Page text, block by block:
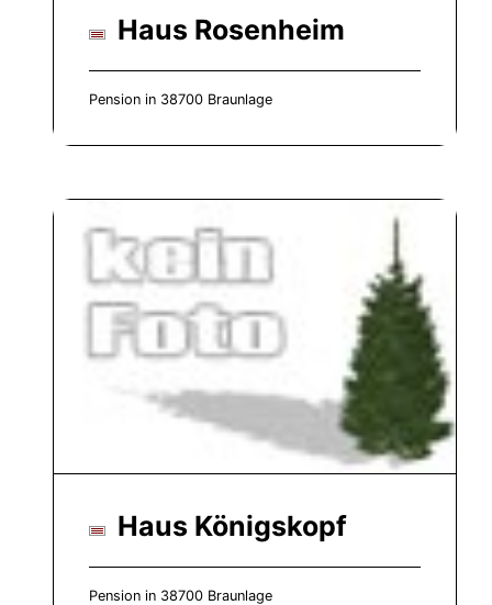
Haus Rosenheim
Pension in 38700 Braunlage
Haus Königskopf
Pension in 38700 Braunlage